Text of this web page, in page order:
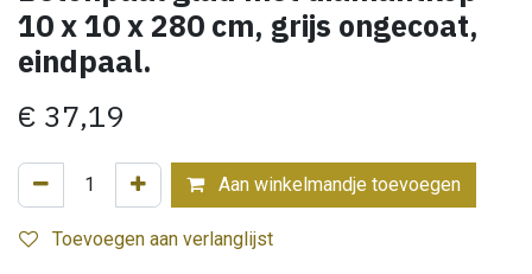
10 x 10 x 280 cm, grijs ongecoat,
eindpaal.
€ 37,19
Aan winkelmandje toevoegen
Toevoegen aan verlanglijst